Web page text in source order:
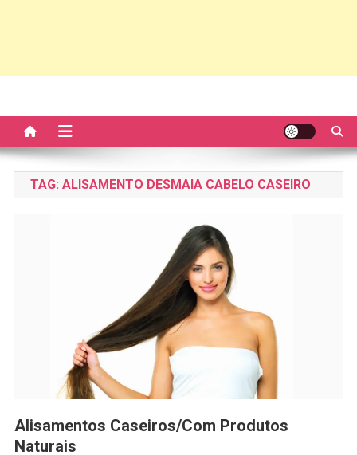
TAG: ALISAMENTO DESMAIA CABELO CASEIRO
Alisamentos Caseiros/Com Produtos
Naturais